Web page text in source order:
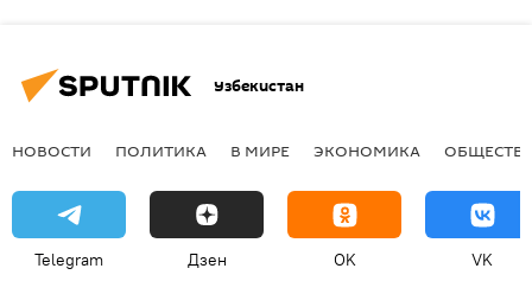
Узбекистан
НОВОСТИ ПОЛИТИКА В МИРЕ ЭКОНОМИКА
Telegram Дзен OK VK